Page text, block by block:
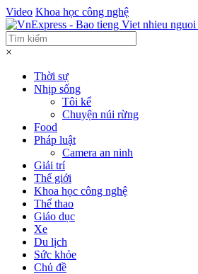
Video Khoa học công nghệ
×
Thời sự
Nhịp sống
Tôi kể
Chuyện núi rừng
Food
Pháp luật
Camera an ninh
Giải trí
Thế giới
Khoa học công nghệ
Thể thao
Giáo dục
Xe
Du lịch
Sức khỏe
Chủ đề